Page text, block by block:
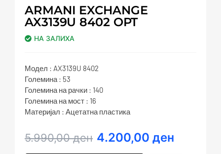
ARMANI EXCHANGE
AX3139U 8402 OPT
НА ЗАЛИХА
Модел : AX3139U 8402
Големина : 53
Големина на рачки : 140
Големина на мост : 16
Материјал : Ацетатна пластика
5.990,00ден
Original
4.200,00 ден
Current